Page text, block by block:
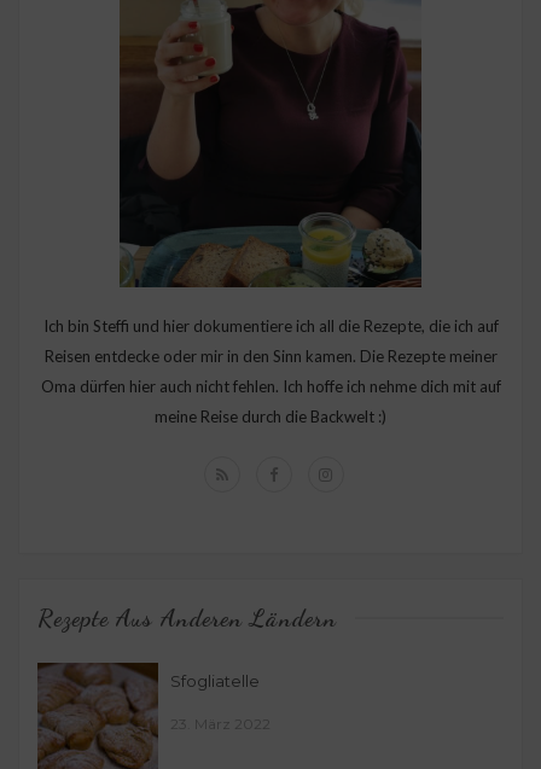
Ich bin Steffi und hier dokumentiere ich all die Rezepte, die ich auf
Reisen entdecke oder mir in den Sinn kamen. Die Rezepte meiner
Oma dürfen hier auch nicht fehlen. Ich hoffe ich nehme dich mit auf
meine Reise durch die Backwelt :)
Rezepte Aus Anderen Ländern
Sfogliatelle
23. März 2022